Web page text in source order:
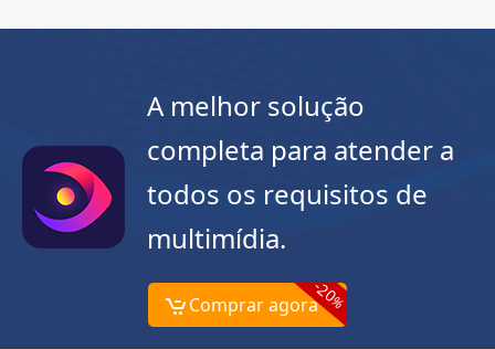
A melhor solução
completa para atender a
todos os requisitos de
multimídia.
Comprar agora-20
%